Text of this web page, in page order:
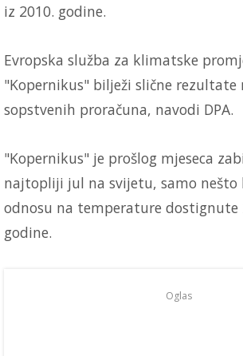
iz 2010. godine.
Evropska služba za klimatske
"Kopernikus" bilježi slične rezultate
sopstvenih proračuna, navodi DPA.
"Kopernikus" je prošlog mjeseca
najtopliji jul na svijetu, samo nešto
odnosu na temperature dostignute
godine.
Oglas